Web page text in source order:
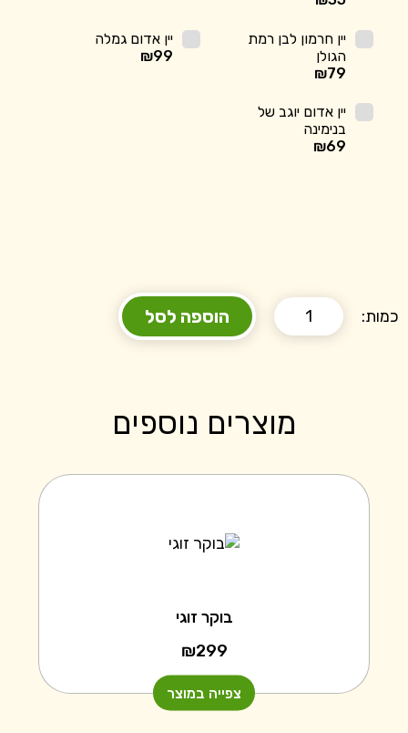
יין חרמון לבן רמת
הגולן
₪79
יין אדום גמלה
₪99
יין אדום יוגב של
בנימינה
₪69
כמות: הוספה לסל
מוצרים נוספים
בוקר זוגי
₪299
צפייה במוצר